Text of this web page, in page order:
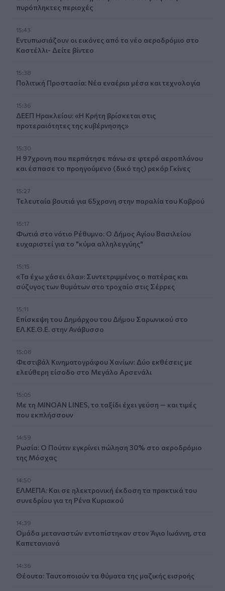
πυρόπληκτες περιοχές
15:43
Εντυπωσιάζουν οι εικόνες από το νέο αεροδρόμιο στο
Καστέλλι- Δείτε βίντεο
15:38
Πολιτική Προστασία: Νέα εναέρια μέσα και τεχνολογία
15:36
ΔΕΕΠ Ηρακλείου: «Η Κρήτη βρίσκεται στις
προτεραιότητες της κυβέρνησης»
15:30
Η 97χρονη που περπάτησε πάνω σε φτερό αεροπλάνου
και έσπασε το προηγούμενο (δικό της) ρεκόρ Γκίνες
15:27
Τελευταία βουτιά για 65χρονη στην παραλία του Καβρού
15:17
Φωτιά στο νότιο Ρέθυμνο: Ο Δήμος Αγίου Βασιλείου
ευχαριστεί για το "κύμα αλληλεγγύης"
15:15
«Τα έχω χάσει όλα»: Συντετριμμένος ο πατέρας και
σύζυγος των θυμάτων στο τροχαίο στις Σέρρες
15:11
Επίσκεψη του Δημάρχου του Δήμου Σαρωνικού στο
ΕΛ.ΚΕ.Θ.Ε. στην Ανάβυσσο
15:08
Φεστιβάλ Κινηματογράφου Χανίων: Δύο εκθέσεις με
ελεύθερη είσοδο στο Μεγάλο Αρσενάλι
15:05
Με τη MINOAN LINES, το ταξίδι έχει γεύση — και τιμές
που εκπλήσσουν
14:59
Ρωσία: Ο Πούτιν εγκρίνει πώληση 30% στο αεροδρόμιο
της Μόσχας
14:50
ΕΛΜΕΠΑ: Και σε ηλεκτρονική έκδοση τα πρακτικά του
συνεδρίου για τη Ρένα Κυριακού
14:39
Ομάδα μεταναστών εντοπίστηκαν στον Άγιο Ιωάννη, στα
Καπετανιανά
14:36
Θέουτα: Ταυτοποιούν τα θύματα της μαζικής εισροής